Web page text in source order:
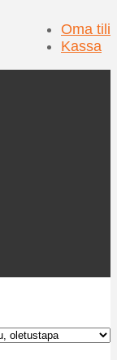
Oma tili
Kassa